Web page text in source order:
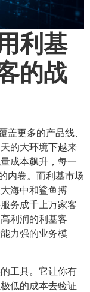
利基
的战
盖更多的产品线、
的大环境下越来
成本飙升，每一
内卷。而利基市场
海中和鲨鱼搏
务成千上万家客
利润的利基客
力强的业务模
工具。它让你有
低的成本去验证